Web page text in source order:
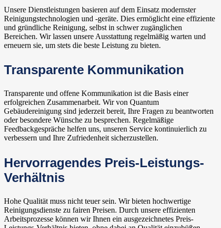
Unsere Dienstleistungen basieren auf dem Einsatz modernster
Reinigungstechnologien und -geräte. Dies ermöglicht eine effiziente
und gründliche Reinigung, selbst in schwer zugänglichen
Bereichen. Wir lassen unsere Ausstattung regelmäßig warten und
erneuern sie, um stets die beste Leistung zu bieten.
Transparente Kommunikation
Transparente und offene Kommunikation ist die Basis einer
erfolgreichen Zusammenarbeit. Wir von Quantum
Gebäudereinigung sind jederzeit bereit, Ihre Fragen zu beantworten
oder besondere Wünsche zu besprechen. Regelmäßige
Feedbackgespräche helfen uns, unseren Service kontinuierlich zu
verbessern und Ihre Zufriedenheit sicherzustellen.
Hervorragendes Preis-Leistungs-
Verhältnis
Hohe Qualität muss nicht teuer sein. Wir bieten hochwertige
Reinigungsdienste zu fairen Preisen. Durch unsere effizienten
Arbeitsprozesse können wir Ihnen ein ausgezeichnetes Preis-